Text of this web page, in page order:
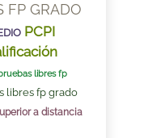
FP GRADO
PCPI
libres fp
libres fp grado
a distancia